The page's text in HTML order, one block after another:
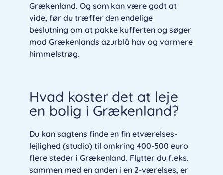
Grækenland. Og som kan være godt at
vide, før du træffer den endelige
beslutning om at pakke kufferten og søger
mod Grækenlands azurblå hav og varmere
himmelstrøg.
Hvad koster det at leje
en bolig i Grækenland?
Du kan sagtens finde en fin etværelses-
lejlighed (studio) til omkring 400-500 euro
flere steder i Grækenland. Flytter du f.eks.
sammen med en anden i en 2-værelses, er